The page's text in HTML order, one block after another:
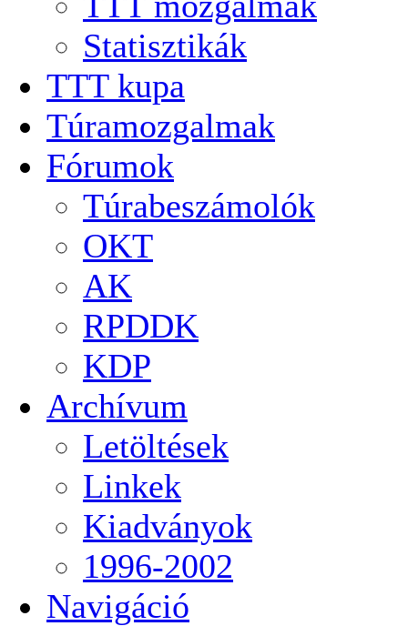
Statisztikák
TTT kupa
Túramozgalmak
Fórumok
Túrabeszámolók
OKT
AK
RPDDK
KDP
Archívum
Letöltések
Linkek
Kiadványok
1996-2002
Navigáció